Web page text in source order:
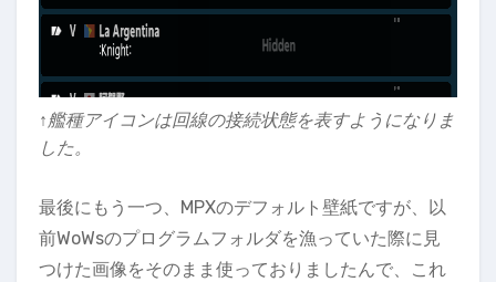
↑艦種アイコンは回線の接続状態を表すようになりま
した。
最後にもう一つ、MPXのデフォルト壁紙ですが、以
前WoWsのプログラムフォルダを漁っていた際に見
つけた画像をそのまま使っておりましたんで、これ